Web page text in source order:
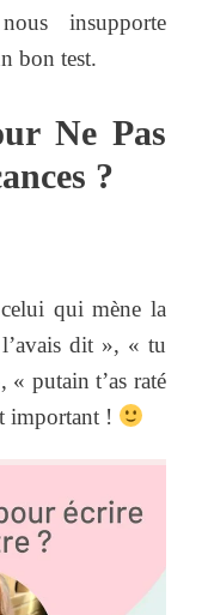
insupporte
bon test.
Ne Pas
?
qui mène la
dit », « tu
putain t’as raté
important !